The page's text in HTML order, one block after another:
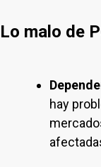
Lo malo de
hay